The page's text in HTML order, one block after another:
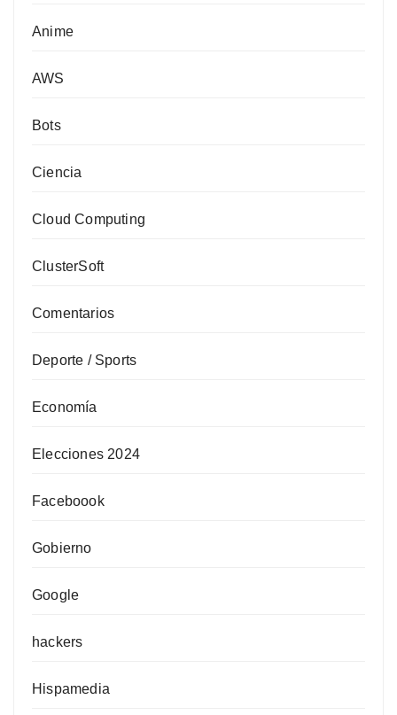
Anime
AWS
Bots
Ciencia
Cloud Computing
ClusterSoft
Comentarios
Deporte / Sports
Economía
Elecciones 2024
Faceboook
Gobierno
Google
hackers
Hispamedia